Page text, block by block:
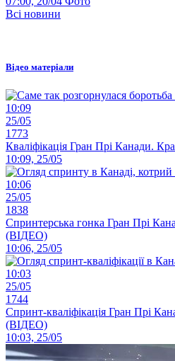
Всі новини
Відео матеріали
10:09
25/05
1773
Кваліфікація Гран Прі Канади.
10:09, 25/05
10:06
25/05
1838
Спринтерська гонка Гран Прі
(ВІДЕО)
10:06, 25/05
10:03
25/05
1744
Спринт-кваліфікація Гран Прі
(ВІДЕО)
10:03, 25/05